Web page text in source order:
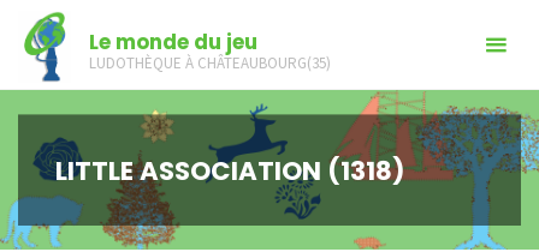
content
Le monde du jeu
LUDOTHÈQUE À CHÂTEAUBOURG(35)
LITTLE ASSOCIATION (1318)